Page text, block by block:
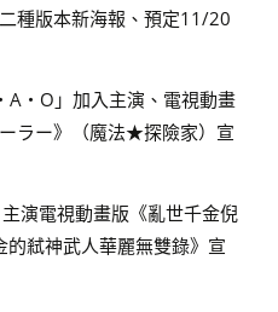
種版本新海報、預定11/20
・O」加入主演、電視動畫
ラー》（魔法★探險家）宣
演電視動畫版《亂世千金倪
的弒神武人華麗無雙錄》宣